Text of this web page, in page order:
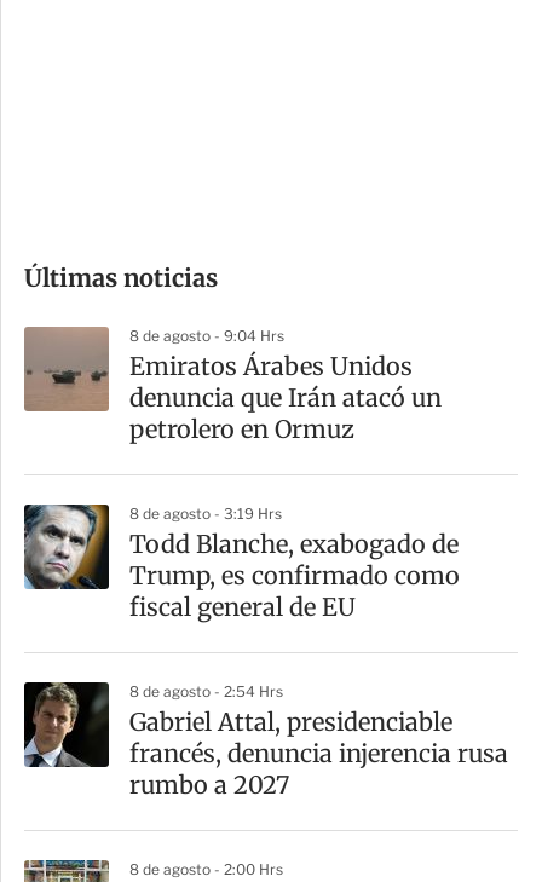
m
r
t
Últimas noticias
8 de agosto - 9:04 Hrs
Emiratos Árabes Unidos
denuncia que Irán atacó un
petrolero en Ormuz
8 de agosto - 3:19 Hrs
Todd Blanche, exabogado de
Trump, es confirmado como
fiscal general de EU
8 de agosto - 2:54 Hrs
Gabriel Attal, presidenciable
francés, denuncia injerencia rusa
rumbo a 2027
8 de agosto - 2:00 Hrs